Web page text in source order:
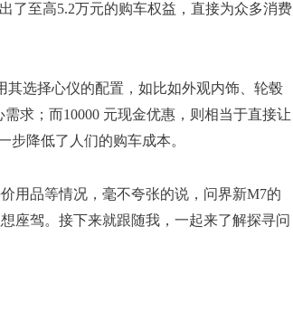
了至高5.2万元的购车权益，直接为众多消费
其选择心仪的配置，如比如外观内饰、轮毂
求；而10000 元现金优惠，则相当于直接让
步降低了人们的购车成本。
用品等情况，毫不夸张的说，问界新M7的
座驾。接下来就跟随我，一起来了解探寻问